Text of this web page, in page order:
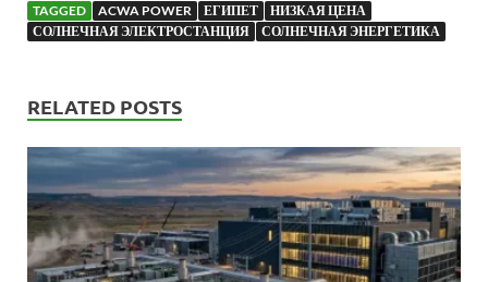
TAGGED ACWA POWER ЕГИПЕТ
НИЗКАЯ ЦЕНА
СОЛНЕЧНАЯ ЭЛЕКТРОСТАНЦИЯ
СОЛНЕЧНАЯ ЭНЕРГЕТИКА
RELATED POSTS